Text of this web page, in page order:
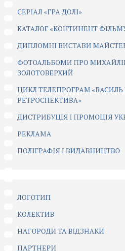
CЕРІАЛ «ГРА ДОЛІ»
КАТАЛОГ «КОНТИНЕНТ
ДИПЛОМНІ ВИСТАВИ
ФОТОАЛЬБОМИ ПРО
ЗОЛОТОВЕРХИЙ
ЦИКЛ ТЕЛЕПРОГРАМ «ВАСИЛЬ
РЕТРОСПЕКТИВА»
ДИСТРИБУЦІЯ І ПРОМОЦІЯ
РЕКЛАМА
ПОЛІГРАФІЯ І ВИДАВНИЦТВО
ЛОГОТИП
КОЛЕКТИВ
НАГОРОДИ ТА ВІДЗНАКИ
ПАРТНЕРИ